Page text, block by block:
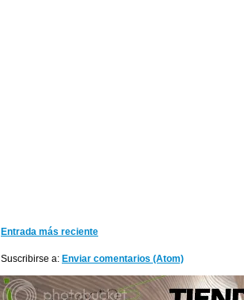
Entrada más reciente
Suscribirse a: Enviar comentarios (Atom)